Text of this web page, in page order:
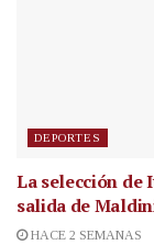
DEPORTES
La selección de
salida de
HACE 2 SEMANAS